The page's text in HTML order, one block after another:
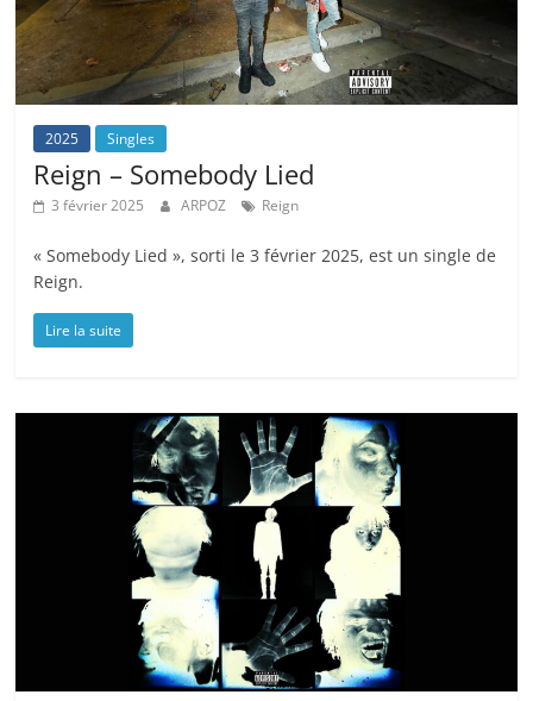
2025 Singles
Reign – Somebody Lied
3 février 2025 ARPOZ Reign
« Somebody Lied », sorti le 3 février 2025, est un single de
Reign.
Lire la suite